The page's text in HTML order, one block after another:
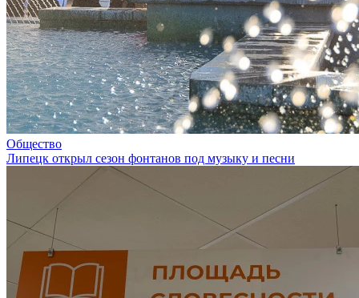
Общество
Липецк открыл сезон фонтанов под музыку и песни